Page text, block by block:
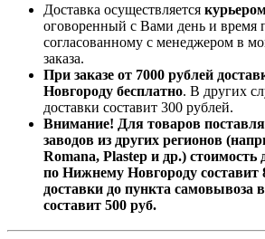
Доставка осуществляется
оговоренный с Вами день и время
согласованному с менеджером в
заказа.
При заказе от 7000 рублей
Новгороду бесплатно. В других
доставки составит 300 рублей.
Внимание! Для товаров
заводов из других регионов
Romana, Plastep и др.) стоимость
по Нижнему Новгороду составит
доставки до пункта самовывоза
составит 500 руб.